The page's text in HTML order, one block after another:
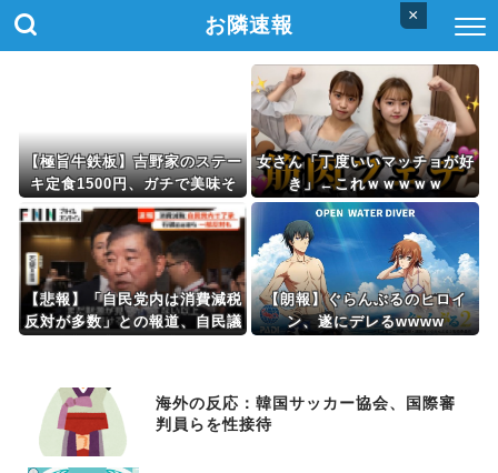
×
お隣速報
【極旨牛鉄板】吉野家のステー
キ定食1500円、ガチで美味そ
うｗｗｗ
女さん「丁度いいマッチョが好
き」←これｗｗｗｗｗ
【悲報】「自民党内は消費減税
反対が多数」との報道、自民議
【朗報】ぐらんぶるのヒロイ
ン、遂にデレるwwww
海外の反応：韓国サッカー協会、国際審
判員らを性接待